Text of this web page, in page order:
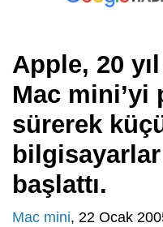
Apple, 20
Mac mini’yi
sürerek
başlattı.
Mac mini, 22 Ocak